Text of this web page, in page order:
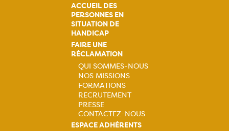
ACCUEIL DES
PERSONNES EN
SITUATION DE
HANDICAP
FAIRE UNE
RÉCLAMATION
Navigation
principale
QUI SOMMES-NOUS
NOS MISSIONS
FORMATIONS
RECRUTEMENT
PRESSE
CONTACTEZ-NOUS
ESPACE ADHÉRENTS